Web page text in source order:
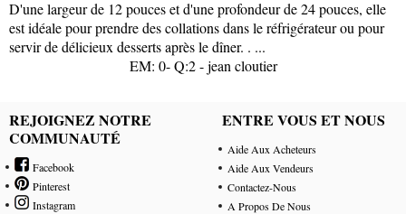
D'une largeur de 12 pouces et d'une profondeur de 24 pouces, elle
est idéale pour prendre des collations dans le réfrigérateur ou pour
servir de délicieux desserts après le dîner. . ...
EM: 0- Q:2 - jean cloutier
REJOIGNEZ NOTRE
COMMUNAUTÉ
Facebook
Pinterest
Instagram
ENTRE VOUS ET NOUS
Aide Aux Acheteurs
Aide Aux Vendeurs
Contactez-Nous
A Propos De Nous